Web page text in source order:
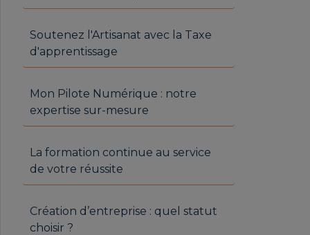
Soutenez l'Artisanat avec la Taxe
d'apprentissage
Mon Pilote Numérique : notre
expertise sur-mesure
La formation continue au service
de votre réussite
Création d’entreprise : quel statut
choisir ?